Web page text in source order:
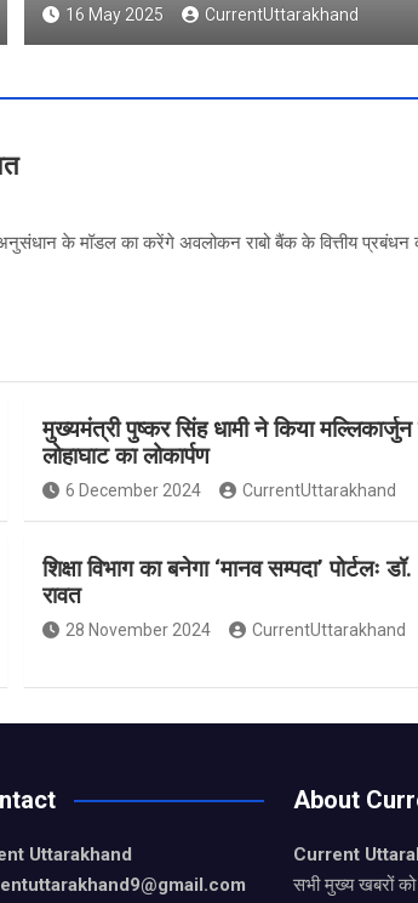
16 May 2025 CurrentUttarakhand
के मॉडल का करेंगे अवलोकन राबो बैंक के वित्तीय प्रबंधन
मुख्यमंत्री पुष्कर सिंह धामी ने किया
लोहाघाट का लोकार्पण
6 December 2024 CurrentUttarakhand
शिक्षा विभाग का बनेगा ‘मानव सम्पदा’ पोर्टलः
रावत
28 November 2024 CurrentUttarakhand
Uttarakhand
@gmail.com
About
Current
सभी मुख्य खबरों को